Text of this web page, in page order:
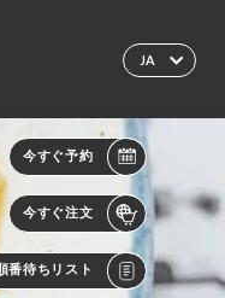
JA
今すぐ予約
今すぐ注文
順番待ちリスト